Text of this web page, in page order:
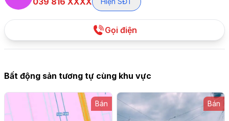
Gọi điện
Bất động sản tương tự cùng khu vực
Bán Bán